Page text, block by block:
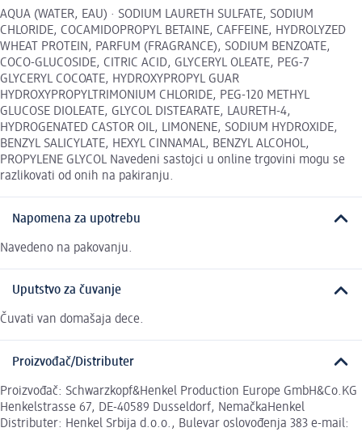
AQUA (WATER, EAU) · SODIUM LAURETH SULFATE, SODIUM
CHLORIDE, COCAMIDOPROPYL BETAINE, CAFFEINE, HYDROLYZED
WHEAT PROTEIN, PARFUM (FRAGRANCE), SODIUM BENZOATE,
COCO-GLUCOSIDE, CITRIC ACID, GLYCERYL OLEATE, PEG-7
GLYCERYL COCOATE, HYDROXYPROPYL GUAR
HYDROXYPROPYLTRIMONIUM CHLORIDE, PEG-120 METHYL
GLUCOSE DIOLEATE, GLYCOL DISTEARATE, LAURETH-4,
HYDROGENATED CASTOR OIL, LIMONENE, SODIUM HYDROXIDE,
BENZYL SALICYLATE, HEXYL CINNAMAL, BENZYL ALCOHOL,
PROPYLENE GLYCOL Navedeni sastojci u online trgovini mogu se
razlikovati od onih na pakiranju.
Napomena za upotrebu
Navedeno na pakovanju.
Uputstvo za čuvanje
Čuvati van domašaja dece.
Proizvođač/Distributer
Proizvođač: Schwarzkopf&Henkel Production Europe GmbH&Co.KG
Henkelstrasse 67, DE-40589 Dusseldorf, NemačkaHenkel
Distributer: Henkel Srbija d.o.o., Bulevar oslovođenja 383 e-mail: